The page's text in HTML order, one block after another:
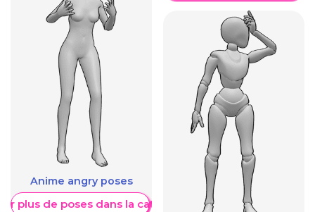
Anime angry poses
plus de poses dans la catégorie